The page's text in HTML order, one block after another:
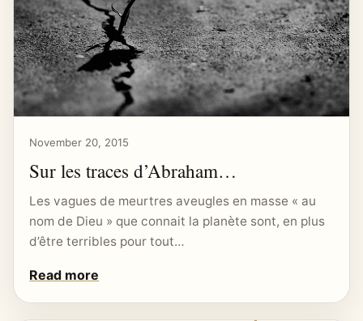
November 20, 2015
Sur les traces d’Abraham…
Les vagues de meurtres aveugles en masse « au
nom de Dieu » que connait la planète sont, en plus
d’être terribles pour tout…
Read more